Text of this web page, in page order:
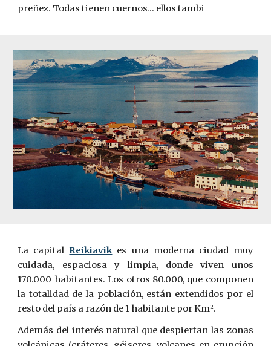
preñez. Todas tienen cuernos… ellos tambi
La capital Reikiavikes una moderna ciudad muy
cuidada, espaciosa y limpia, donde viven unos
170.000 habitantes. Los otros 80.000, que componen
la totalidad de la población, están extendidos por el
resto del país a razón de 1 habitante por Km2.
Además del interés natural que despiertan las zonas